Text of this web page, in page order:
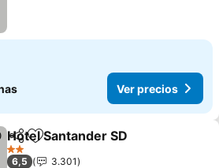
Ver precios
CompartirAgregar a favoritos
Hotel Santander SD
2 Estrellas
6,5
3.301